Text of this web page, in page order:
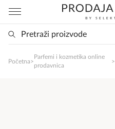
Početna>
Parfemi i kozmetika online
prodavnica
>
SlađanAi Asistent